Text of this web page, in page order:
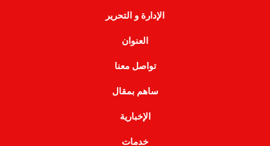
الإدارة و التحرير
العنوان
تواصل معنا
ساهم بمقال
الإخبارية
خدمات